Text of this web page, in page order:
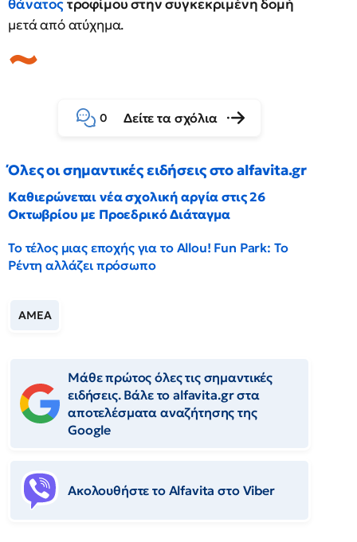
θάνατοςτροφίμου στην συγκεκριμένη δομή
μετά από ατύχημα.
0 Δείτε τα σχόλια
Όλες οι σημαντικές ειδήσεις στο alfavita.gr
Καθιερώνεται νέα σχολική αργία στις 26
Οκτωβρίου με Προεδρικό Διάταγμα
Το τέλος μιας εποχής για το Allou! Fun Park: Το
Ρέντη αλλάζει πρόσωπο
ΑΜΕΑ
Μάθε πρώτος όλες τις σημαντικές
ειδήσεις. Βάλε το alfavita.gr στα
αποτελέσματα αναζήτησης της
Google
Ακολουθήστε το Αlfavita στο Viber